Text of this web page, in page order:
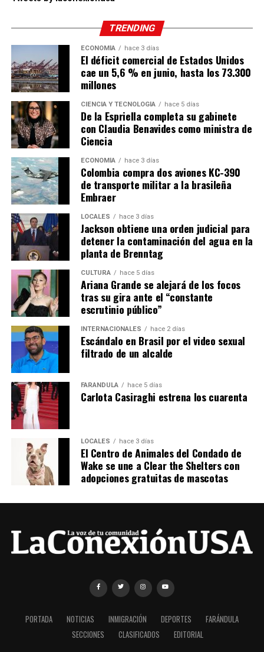
TRENDING
ECONOMÍA hace 3 días
El déficit comercial de Estados Unidos
cae un 5,6 % en junio, hasta los 73.300
millones
CIENCIA Y TECNOLOGÍA hace 5 días
De la Espriella completa su gabinete
con Claudia Benavides como ministra de
Ciencia
ECONOMÍA hace 3 días
Colombia compra dos aviones KC-390
de transporte militar a la brasileña
Embraer
LOCALES hace 3 días
Jackson obtiene una orden judicial para
detener la contaminación del agua en la
planta de Brenntag
CULTURA hace 5 días
Ariana Grande se alejará de los focos
tras su gira ante el “constante
escrutinio público”
INTERNACIONALES hace 2 días
Escándalo en Brasil por el video sexual
filtrado de un alcalde
FARÁNDULA hace 5 días
Carlota Casiraghi estrena los cuarenta
LOCALES hace 3 días
El Centro de Animales del Condado de
Wake se une a Clear the Shelters con
adopciones gratuitas de mascotas
PORTADA NOTICIAS INMIGRACIÓN DEPORTES
FARÁNDULA
SECCIONES
CLASIFICADOS EDITORIAL